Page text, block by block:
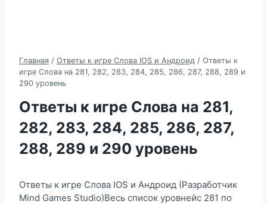
Главная / Ответы к игре Слова IOS и Андроид / Ответы к
игре Слова на 281, 282, 283, 284, 285, 286, 287, 288, 289 и
290 уровень
Ответы к игре Слова на 281,
282, 283, 284, 285, 286, 287,
288, 289 и 290 уровень
Ответы к игре Слова IOS и Андроид (Разработчик
Mind Games Studio)Весь список уровнейс 281 по